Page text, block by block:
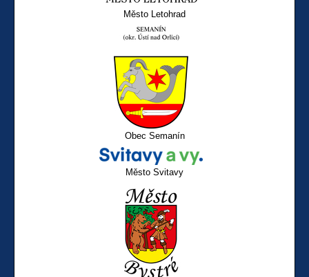
Město Letohrad
Obec Semanín
Město Svitavy